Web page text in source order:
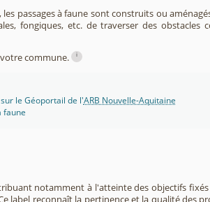
passages à faune sont construits ou
fongiques, etc. de traverser des
commune.
i
le Géoportail de l'ARB Nouvelle-Aquitaine
faune
notamment à l'atteinte des objectifs fixés